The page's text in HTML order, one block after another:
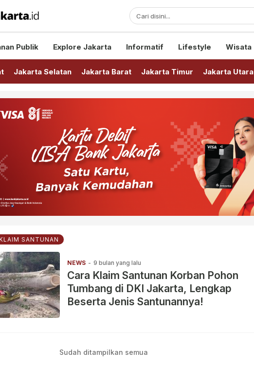
Jakarta Ada Disini!
Publik Explore Jakarta Informatif Lifestyle Wisata
Jakarta Selatan Jakarta Barat Jakarta Timur Jakarta Utara
SANTUNAN
NEWS - 9 bulan yang lalu
Cara Klaim Santunan Korban Pohon
Tumbang di DKI Jakarta, Lengkap
Beserta Jenis Santunannya!
Sudah ditampilkan semua